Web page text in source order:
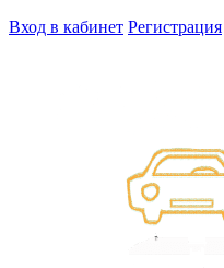
Вход в кабинет Регистрация